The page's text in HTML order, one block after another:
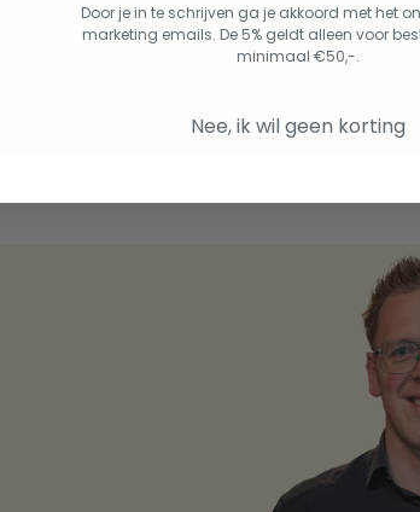
Door je in te schrijven ga je akkoord met het
marketing emails. De 5% geldt alleen voor
minimaal €50,-.
Nee, ik wil geen korting